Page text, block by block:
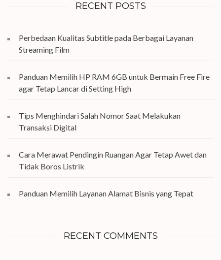
RECENT POSTS
Perbedaan Kualitas Subtitle pada Berbagai Layanan
Streaming Film
Panduan Memilih HP RAM 6GB untuk Bermain Free Fire
agar Tetap Lancar di Setting High
Tips Menghindari Salah Nomor Saat Melakukan
Transaksi Digital
Cara Merawat Pendingin Ruangan Agar Tetap Awet dan
Tidak Boros Listrik
Panduan Memilih Layanan Alamat Bisnis yang Tepat
RECENT COMMENTS